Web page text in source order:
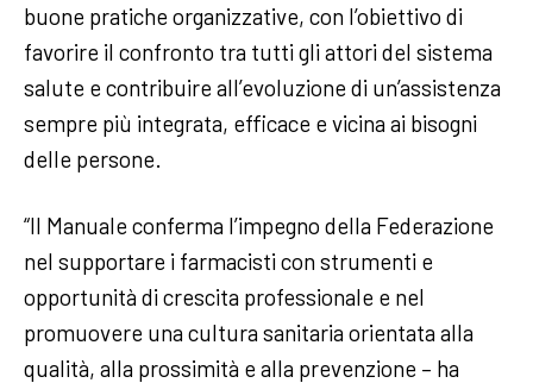
buone pratiche organizzative, con l’obiettivo di
favorire il confronto tra tutti gli attori del sistema
salute e contribuire all’evoluzione di un’assistenza
sempre più integrata, efficace e vicina ai bisogni
delle persone.
“Il Manuale conferma l’impegno della Federazione
nel supportare i farmacisti con strumenti e
opportunità di crescita professionale e nel
promuovere una cultura sanitaria orientata alla
qualità, alla prossimità e alla prevenzione – ha